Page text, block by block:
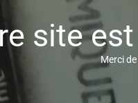
site
Merci